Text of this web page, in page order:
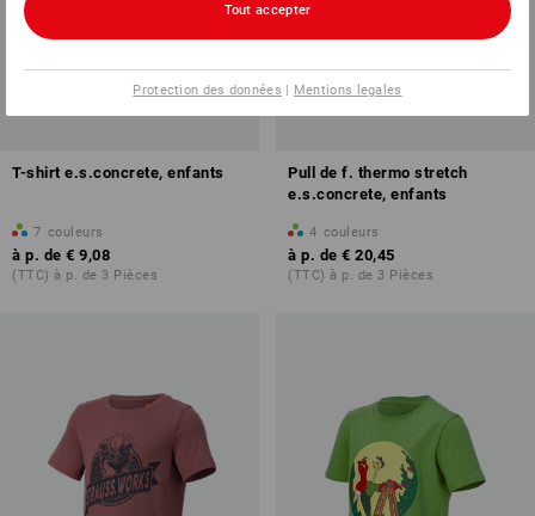
T-shirt e.s.concrete, enfants
7 couleurs
à p. de € 9,08
(TTC) à p. de 3 Pièces
Pull de f. thermo stretch
e.s.concrete, enfants
4 couleurs
à p. de € 20,45
(TTC) à p. de 3 Pièces
Tout accepter
Protection des données | Mentions legales